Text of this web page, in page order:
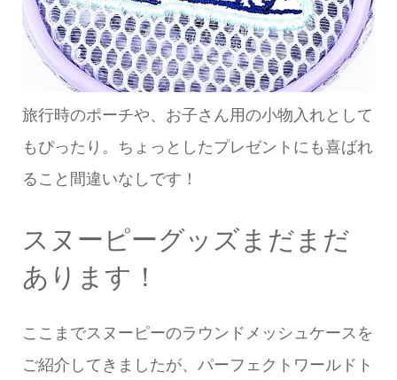
旅行時のポーチや、お子さん用の小物入れとして
もぴったり。ちょっとしたプレゼントにも喜ばれ
ること間違いなしです！
スヌーピーグッズまだまだ
あります！
ここまでスヌーピーのラウンドメッシュケースを
ご紹介してきましたが、パーフェクトワールドト